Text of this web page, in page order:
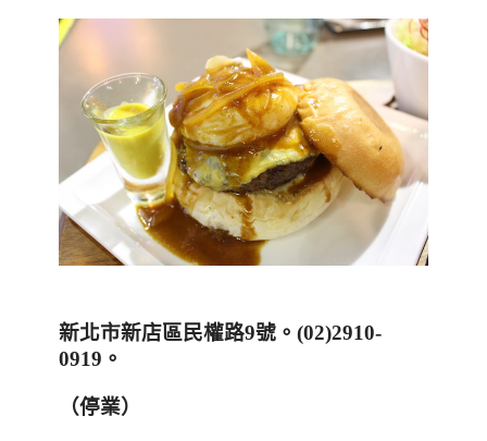
新北市新店區民權路9號。 (02)2910-
0919 。
（停業）